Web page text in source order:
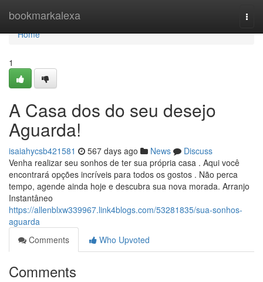
bookmarkalexa
Home
Home
1
A Casa dos do seu desejo
Aguarda!
isaiahycsb421581 567 days ago News
Discuss
Venha realizar seu sonhos de ter sua própria casa . Aqui você
encontrará opções incríveis para todos os gostos . Não perca
tempo, agende ainda hoje e descubra sua nova morada. Arranjo
Instantâneo
https://allenblxw339967.link4blogs.com/53281835/sua-sonhos-
aguarda
Comments
Who Upvoted
Comments